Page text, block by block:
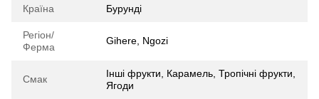
Країна Бурунді
Регіон/
Ферма
Gihere, Ngozi
Смак
Інші фрукти, Карамель, Тропічні фрукти,
Ягоди